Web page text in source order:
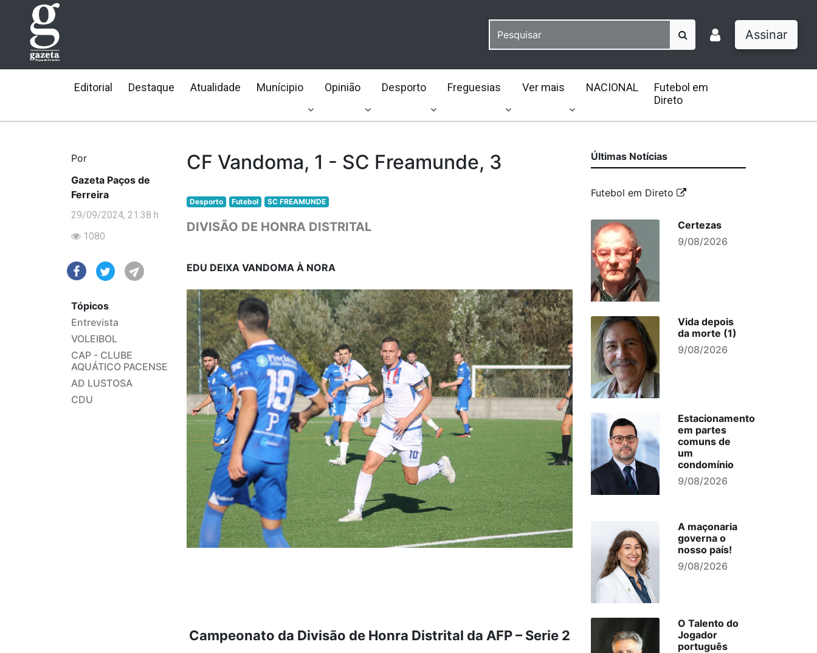
Assinar
Editorial Destaque Atualidade Munícipio Opinião Desporto Freguesias Ver mais NACIONAL
Futebol em
Direto
Por
Gazeta Paços de
Ferreira
29/09/2024, 21:38 h
1080
Tópicos
Entrevista
VOLEIBOL
CAP - CLUBE
AQUÁTICO PACENSE
AD LUSTOSA
CDU
CF Vandoma, 1 - SC Freamunde, 3
Desporto Futebol SC FREAMUNDE
DIVISÃO DE HONRA DISTRITAL
EDU DEIXA VANDOMA À NORA
Campeonato da Divisão de Honra Distrital da AFP – Serie 2
Últimas Notícias
Futebol em Direto
Certezas
9/08/2026
Vida depois
da morte (1)
9/08/2026
Estacionamento
em partes
comuns de
um
condomínio
9/08/2026
A maçonaria
governa o
nosso país!
9/08/2026
O Talento do
Jogador
português